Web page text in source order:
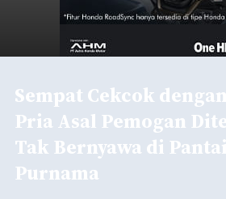
Sempat Cekcok
Pria Asal Pemogan
Tak Bernyawa di Pantai
Purnama